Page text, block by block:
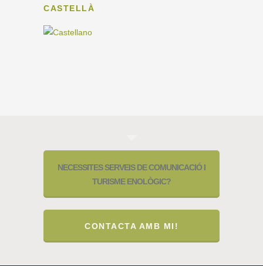
CASTELLÀ
NECESSITES SERVEIS DE COMUNICACIÓ I
TURISME ENOLÒGIC?
CONTACTA AMB MI!